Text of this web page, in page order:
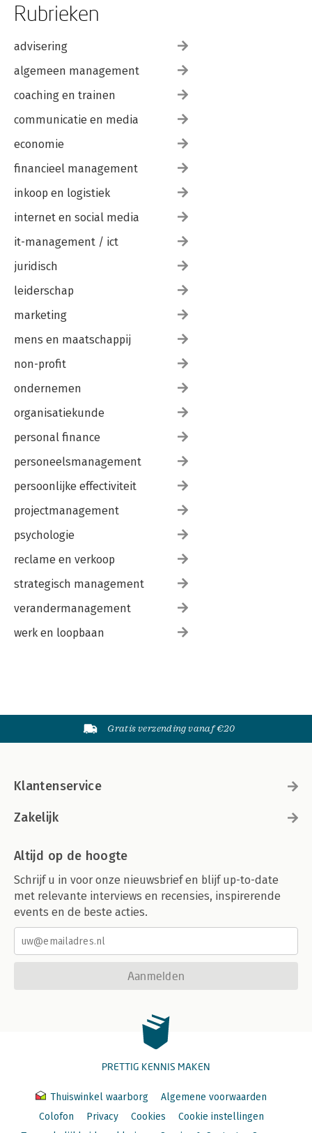
Rubrieken
advisering
algemeen management
coaching en trainen
communicatie en media
economie
financieel management
inkoop en logistiek
internet en social media
it-management / ict
juridisch
leiderschap
marketing
mens en maatschappij
non-profit
ondernemen
organisatiekunde
personal finance
personeelsmanagement
persoonlijke effectiviteit
projectmanagement
psychologie
reclame en verkoop
strategisch management
verandermanagement
werk en loopbaan
Gratis verzending vanaf €20
Klantenservice
Zakelijk
Altijd op de hoogte
Schrijf u in voor onze nieuwsbrief en blijf up-to-date
met relevante interviews en recensies, inspirerende
events en de beste acties.
Aanmelden
PRETTIG KENNIS MAKEN
Thuiswinkel waarborg
Algemene voorwaarden
Colofon
Privacy Cookies
Cookie instellingen